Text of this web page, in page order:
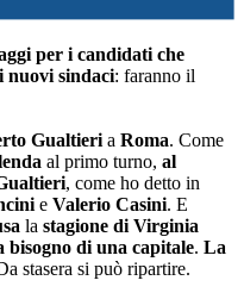
per i candidati che
nuovi sindaci: faranno il
Gualtieri a Roma. Come
al primo turno, al
, come ho detto in
e Valerio Casini. E
la stagione di Virginia
bisogno di una capitale. La
stasera si può ripartire.